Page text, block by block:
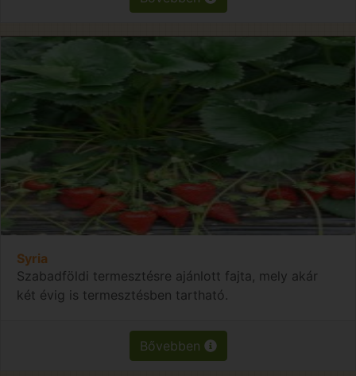
Syria
Szabadföldi termesztésre ajánlott fajta, mely akár
két évig is termesztésben tartható.
Bővebben